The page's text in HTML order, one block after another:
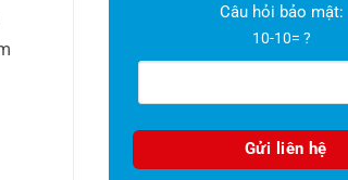
Câu hỏi bảo mật:
10-10= ?